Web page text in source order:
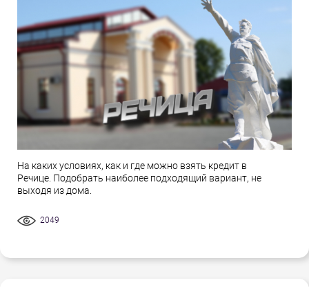
На каких условиях, как и где можно взять кредит в
Речице. Подобрать наиболее подходящий вариант, не
выходя из дома.
2049